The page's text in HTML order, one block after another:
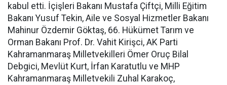
kabul etti. İçişleri Bakanı Mustafa Çiftçi, Milli Eğitim
Bakanı Yusuf Tekin, Aile ve Sosyal Hizmetler Bakanı
Mahinur Özdemir Göktaş, 66. Hükümet Tarım ve
Orman Bakanı Prof. Dr. Vahit Kirişci, AK Parti
Kahramanmaraş Milletvekilleri Ömer Oruç Bilal
Debgici, Mevlüt Kurt, İrfan Karatutlu ve MHP
Kahramanmaraş Milletvekili Zuhal Karakoç,